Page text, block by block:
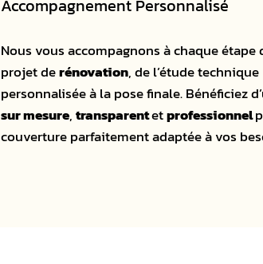
Accompagnement Personnalisé
Nous vous accompagnons à chaque étape
projet derénovation, de l’étude technique
personnalisée à la pose finale. Bénéficiez
sur mesure,transparentetprofessionnel
couverture parfaitement adaptée à vos